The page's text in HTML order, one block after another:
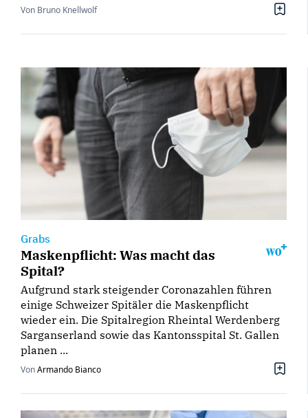
Von Bruno Knellwolf
Grabs
Maskenpflicht: Was macht das
Spital?
Aufgrund stark steigender Coronazahlen führen
einige Schweizer Spitäler die Maskenpflicht
wieder ein. Die Spitalregion Rheintal Werdenberg
Sarganserland sowie das Kantonsspital St. Gallen
planen ...
VonArmando Bianco